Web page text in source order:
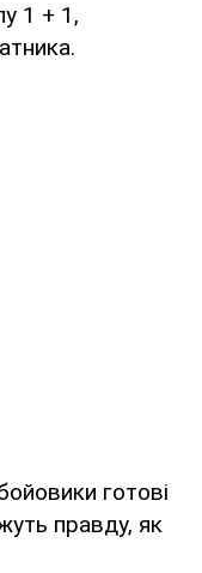
1 + 1,
готові
правду, як